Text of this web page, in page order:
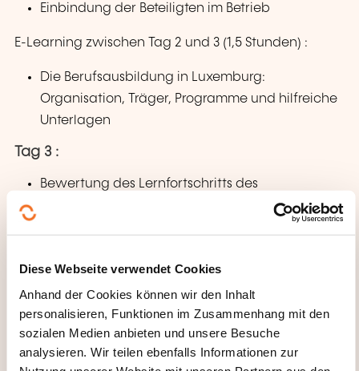
Diese Webseite verwendet Cookies
Anhand der Cookies können wir den Inhalt
personalisieren, Funktionen im Zusammenhang mit den
sozialen Medien anbieten und unsere Besuche
analysieren. Wir teilen ebenfalls Informationen zur
Einbindung der Beteiligten im Betrieb
E-Learning zwischen Tag 2 und 3 (1,5 Stunden) :
Die Berufsausbildung in Luxemburg:
Organisation, Träger, Programme und hilfreiche
Unterlagen
Tag 3 :
Bewertung des Lernfortschritts des
Rolle als Tutor bei der Betreuung und Ausbildung
von Auszubildenden erfüllen zu können
Tag 4 :
Austausch über die Umsetzung von